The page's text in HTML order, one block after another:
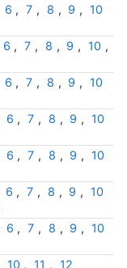
6 , 7 , 8 , 9 ,
10
6 , 7 , 8 , 9 , 10 ,
6 , 7 , 8 , 9 ,
10
6 , 7 , 8 , 9 ,
10
6 , 7 , 8 , 9 ,
10
6 , 7 , 8 , 9 ,
10
6 , 7 , 8 , 9 ,
10
10 , 11 ,
12